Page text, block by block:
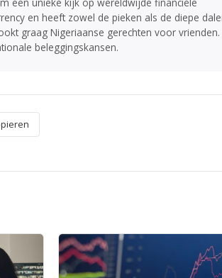
een unieke kijk op wereldwijde financiële
en heeft zowel de pieken als de diepe
graag Nigeriaanse gerechten voor vrienden.
beleggingskansen.